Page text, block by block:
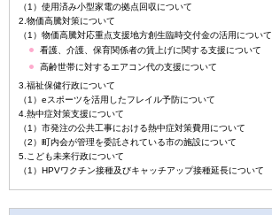
（1）使用済み小型家電の拠点回収について
2.物価高騰対策について
（1）物価高騰対応重点支援地方創生臨時交付金の活用について
看護、介護、保育関係者の賃上げに関する支援について
高齢世帯に対するエアコン代の支援について
3.福祉保健行政について
（1）eスポーツを活用したフレイル予防について
4.熱中症対策支援について
（1）市発注の公共工事における熱中症対策費用について
（2）町内会が管理を委託されている市の施設について
5.こども未来行政について
（1）HPVワクチン接種及びキャッチアップ接種延長について